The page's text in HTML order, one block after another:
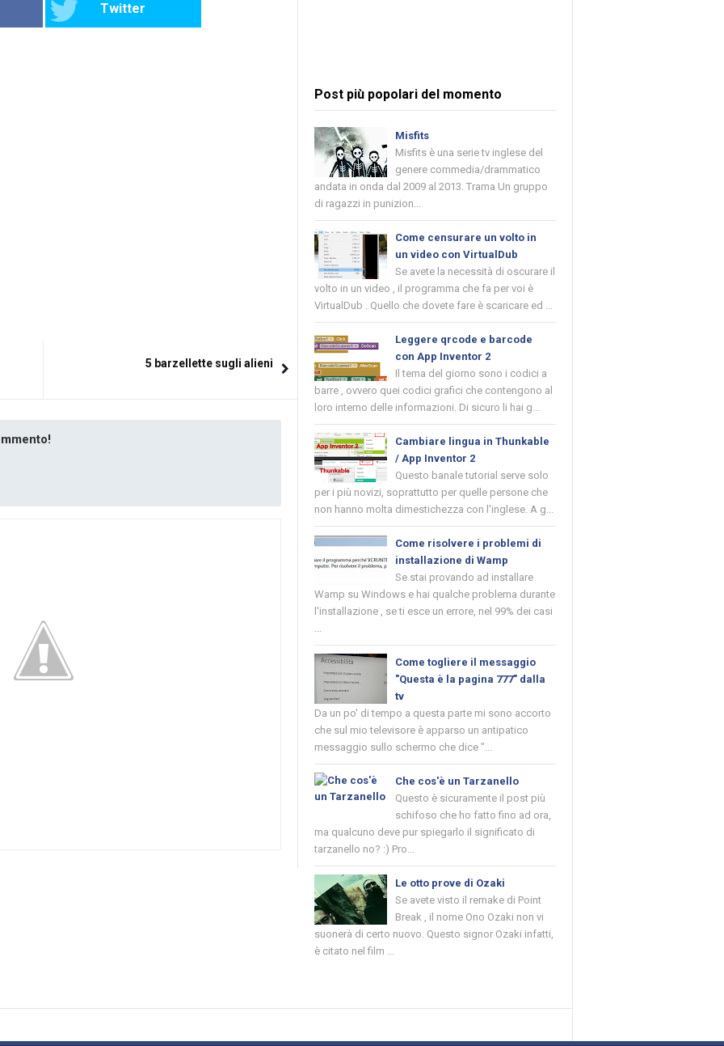
Twitter
5 barzellette sugli alieni
Post più popolari del momento
Misfits
Misfits è una serie tv inglese del
genere commedia/drammatico
andata in onda dal 2009 al 2013. Trama Un gruppo
di ragazzi in punizion...
Come censurare un volto in
un video con VirtualDub
Se avete la necessità di oscurare il
volto in un video , il programma che fa per voi è
VirtualDub . Quello che dovete fare è scaricare ed ...
Leggere qrcode e barcode
con App Inventor 2
Il tema del giorno sono i codici a
barre , ovvero quei codici grafici che contengono al
loro interno delle informazioni. Di sicuro li hai g...
Cambiare lingua in Thunkable
/ App Inventor 2
Questo banale tutorial serve solo
per i più novizi, soprattutto per quelle persone che
non hanno molta dimestichezza con l'inglese. A g...
Come risolvere i problemi di
installazione di Wamp
Se stai provando ad installare
Wamp su Windows e hai qualche problema durante
l'installazione , se ti esce un errore, nel 99% dei casi
...
Come togliere il messaggio
"Questa è la pagina 777" dalla
tv
Da un po' di tempo a questa parte mi sono accorto
che sul mio televisore è apparso un antipatico
messaggio sullo schermo che dice "...
Che cos'è un Tarzanello
Questo è sicuramente il post più
schifoso che ho fatto fino ad ora,
ma qualcuno deve pur spiegarlo il significato di
tarzanello no? :) Pro...
Le otto prove di Ozaki
Se avete visto il remake di Point
Break , il nome Ono Ozaki non vi
suonerà di certo nuovo. Questo signor Ozaki infatti,
è citato nel film ...